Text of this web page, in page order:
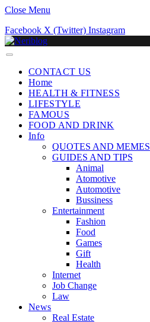
Close Menu
Facebook X (Twitter) Instagram
CONTACT US
Home
HEALTH & FITNESS
LIFESTYLE
FAMOUS
FOOD AND DRINK
Info
QUOTES AND MEMES
GUIDES AND TIPS
Animal
Atomotive
Automotive
Bussiness
Entertainment
Fashion
Food
Games
Gift
Health
Internet
Job Change
Law
News
Real Estate